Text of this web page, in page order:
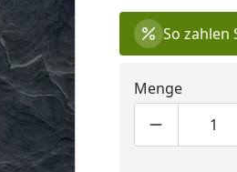
So zahlen
Menge